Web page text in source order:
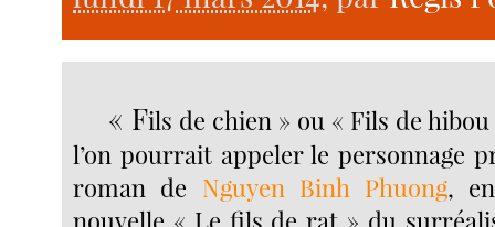
« Fils de chien » ou « Fils de hibou
l’on pourrait appeler le personnage
roman de Nguyen Binh Phuong,